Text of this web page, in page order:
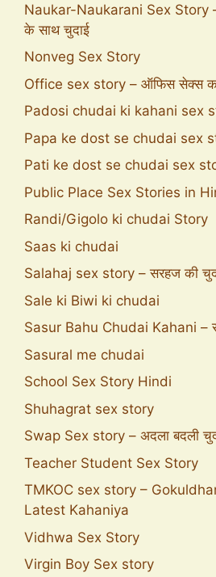
Naukar-Naukarani Sex Story –
के साथ चुदाई
Nonveg Sex Story
Office sex story – ऑफिस सेक्स
Padosi chudai ki kahani sex
Papa ke dost se chudai sex
Pati ke dost se chudai sex
Public Place Sex Stories in
Randi/Gigolo ki chudai Story
Saas ki chudai
Salahaj sex story – सरहज की
Sale ki Biwi ki chudai
Sasur Bahu Chudai Kahani –
Sasural me chudai
School Sex Story Hindi
Shuhagrat sex story
Swap Sex story – अदला बदली
Teacher Student Sex Story
TMKOC sex story –
Latest Kahaniya
Vidhwa Sex Story
Virgin Boy Sex story